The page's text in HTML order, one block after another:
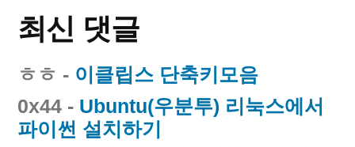
최신 댓글
ㅎㅎ - 이클립스 단축키모음
0x44 - Ubuntu(우분투) 리눅스에서
파이썬 설치하기